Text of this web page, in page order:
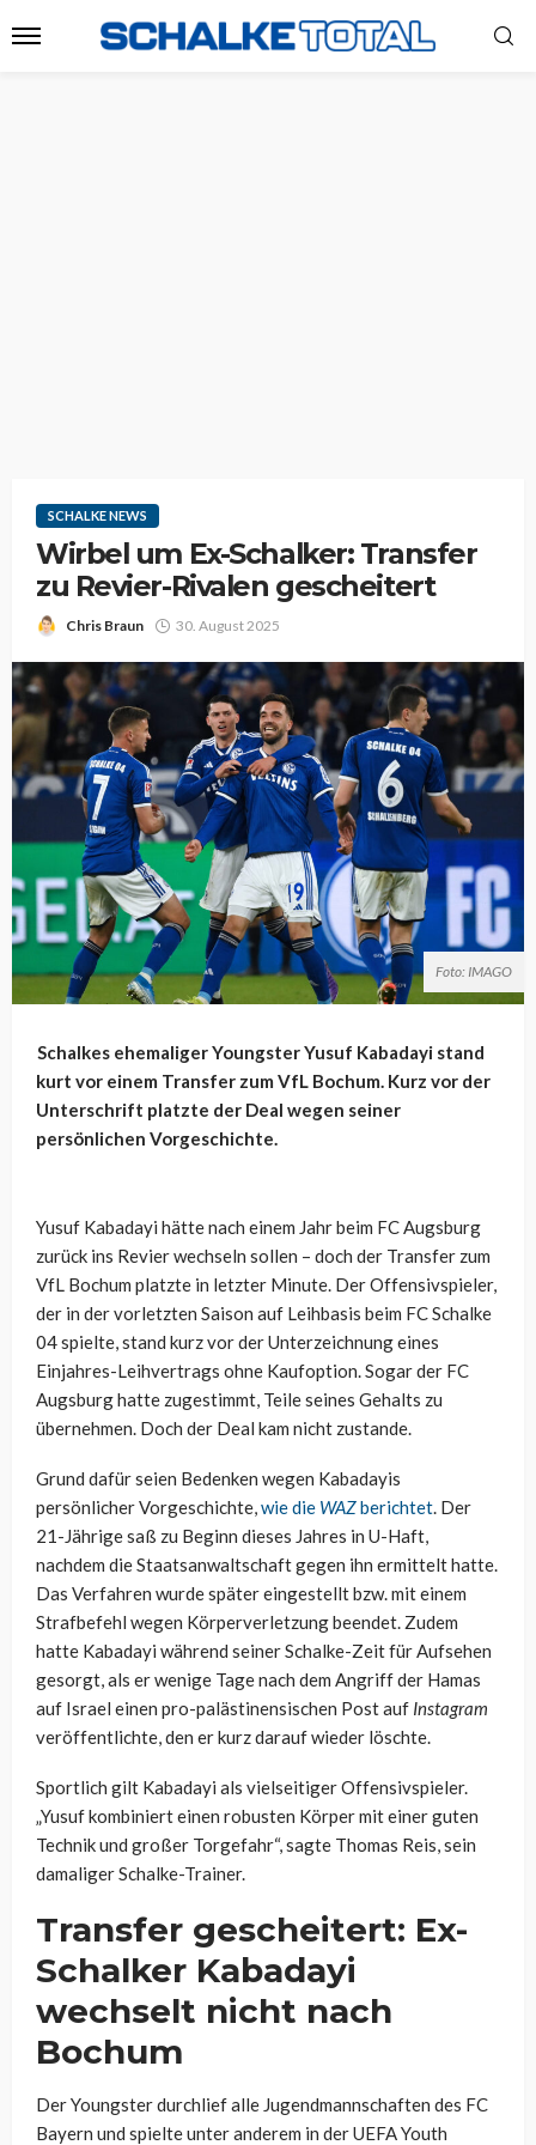
SCHALKE NEWS
Wirbel um Ex-Schalker: Transfer
zu Revier-Rivalen gescheitert
Chris Braun 30. August 2025
Foto: IMAGO
Schalkes ehemaliger Youngster Yusuf Kabadayi stand
kurt vor einem Transfer zum VfL Bochum. Kurz vor der
Unterschrift platzte der Deal wegen seiner
persönlichen Vorgeschichte.
Yusuf Kabadayi hätte nach einem Jahr beim FC Augsburg
zurück ins Revier wechseln sollen – doch der Transfer zum
VfL Bochum platzte in letzter Minute. Der Offensivspieler,
der in der vorletzten Saison auf Leihbasis beim FC Schalke
04 spielte, stand kurz vor der Unterzeichnung eines
Einjahres-Leihvertrags ohne Kaufoption. Sogar der FC
Augsburg hatte zugestimmt, Teile seines Gehalts zu
übernehmen. Doch der Deal kam nicht zustande.
Grund dafür seien Bedenken wegen Kabadayis
persönlicher Vorgeschichte,wie die WAZberichtet. Der
21-Jährige saß zu Beginn dieses Jahres in U-Haft,
nachdem die Staatsanwaltschaft gegen ihn ermittelt hatte.
Das Verfahren wurde später eingestellt bzw. mit einem
Strafbefehl wegen Körperverletzung beendet. Zudem
hatte Kabadayi während seiner Schalke-Zeit für Aufsehen
gesorgt, als er wenige Tage nach dem Angriff der Hamas
auf Israel einen pro-palästinensischen Post auf Instagram
veröffentlichte, den er kurz darauf wieder löschte.
Sportlich gilt Kabadayi als vielseitiger Offensivspieler.
„Yusuf kombiniert einen robusten Körper mit einer guten
Technik und großer Torgefahr“, sagte Thomas Reis, sein
damaliger Schalke-Trainer.
Transfer gescheitert: Ex-
Schalker Kabadayi
wechselt nicht nach
Bochum
Der Youngster durchlief alle Jugendmannschaften des FC
Bayern und spielte unter anderem in der UEFA Youth